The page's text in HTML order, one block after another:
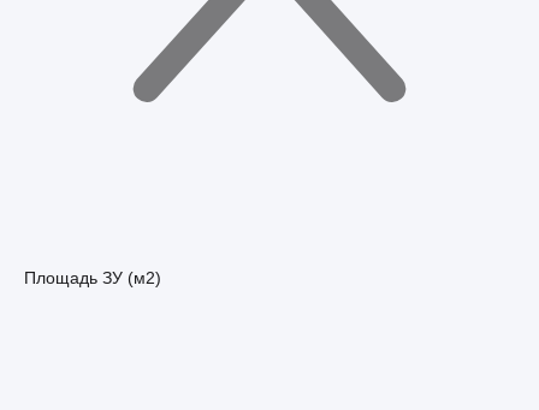
Площадь ЗУ (м2)